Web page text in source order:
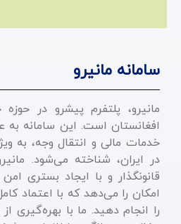
سامانه مانیرو
مانیرو، پلتفرم پیشرو در
افغانستان است. این سامانه به
خدمات مالی و انتقال وجه، به
در ایران، شناخته می‌شود.
قانونگذار و با ایجاد بستری
امکان را می‌دهد که با اعتماد
را انجام دهید. ما با بهره‌گیری